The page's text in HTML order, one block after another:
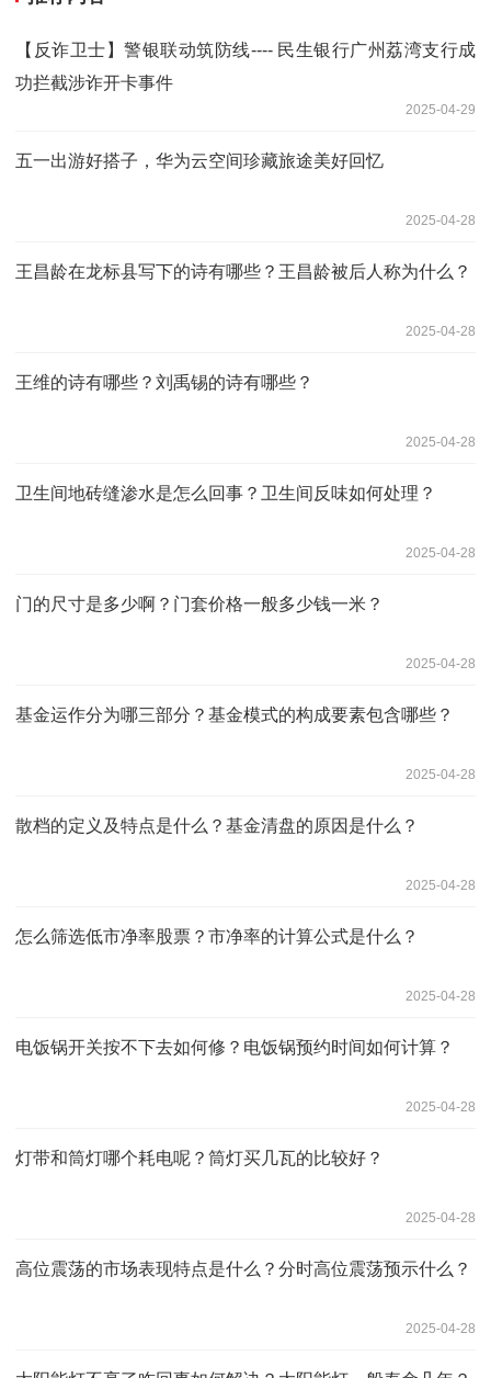
【反诈卫士】警银联动筑防线---- 民生银行广州荔湾支行成
功拦截涉诈开卡事件
2025-04-29
五一出游好搭子，华为云空间珍藏旅途美好回忆
2025-04-28
王昌龄在龙标县写下的诗有哪些？王昌龄被后人称为什么？
2025-04-28
王维的诗有哪些？刘禹锡的诗有哪些？
2025-04-28
卫生间地砖缝渗水是怎么回事？卫生间反味如何处理？
2025-04-28
门的尺寸是多少啊？门套价格一般多少钱一米？
2025-04-28
基金运作分为哪三部分？基金模式的构成要素包含哪些？
2025-04-28
散档的定义及特点是什么？基金清盘的原因是什么？
2025-04-28
怎么筛选低市净率股票？市净率的计算公式是什么？
2025-04-28
电饭锅开关按不下去如何修？电饭锅预约时间如何计算？
2025-04-28
灯带和筒灯哪个耗电呢？筒灯买几瓦的比较好？
2025-04-28
高位震荡的市场表现特点是什么？分时高位震荡预示什么？
2025-04-28